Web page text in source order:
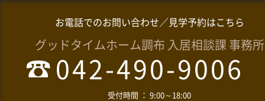
お電話でのお問い合わせ／見学予約はこちら
グッドタイムホーム調布 入居相談課 事務所
042-490-9006
受付時間 ： 9:00～18:00